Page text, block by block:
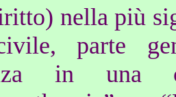
nella più
parte
in una